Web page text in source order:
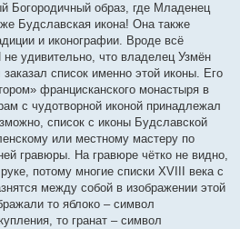
Богородичный образ, где Младенец
Будславская икона! Она также
и иконографии. Вроде всё
удивительно, что владелец Узмён
список именно этой иконы. Его
францисканского монастыря в
с чудотворной иконой принадлежал
список с иконы Будславской
или местному мастеру по
гравюры. На гравюре чётко не видно,
потому многие списки XVIII века с
между собой в изображении этой
то яблоко – символ
то гранат – символ